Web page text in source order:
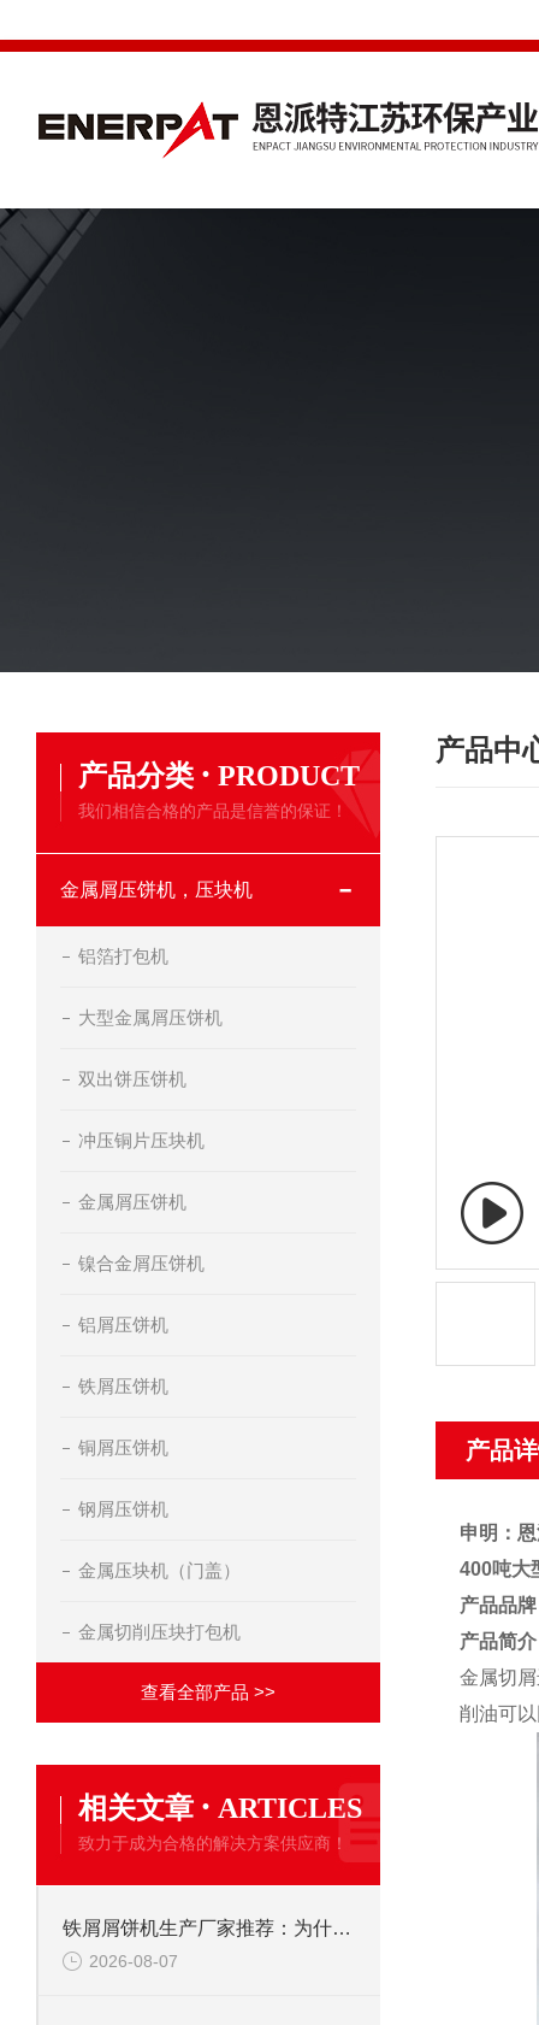
产品分类 · PRODUCT
我们相信合格的产品是信誉的保证！
金属屑压饼机，压块机
铝箔打包机
大型金属屑压饼机
双出饼压饼机
冲压铜片压块机
金属屑压饼机
镍合金屑压饼机
铝屑压饼机
铁屑压饼机
铜屑压饼机
钢屑压饼机
金属压块机（门盖）
金属切削压块打包机
查看全部产品 >>
相关文章 · ARTICLES
致力于成为合格的解决方案供应商！
铁屑屑饼机生产厂家推荐：为什么恩派特是您的优选伙伴
2026-08-07
产品中
产品
申明：
400吨大
产品品
产品简
金属切
削油可